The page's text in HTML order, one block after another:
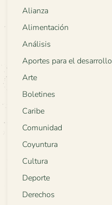
Alianza
Alimentación
Análisis
Aportes para el desarrollo
Arte
Boletines
Caribe
Comunidad
Coyuntura
Cultura
Deporte
Derechos